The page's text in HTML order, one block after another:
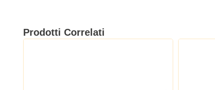
Prodotti Correlati